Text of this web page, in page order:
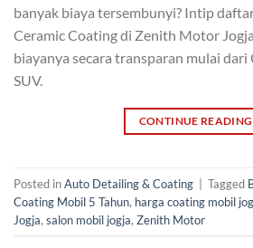
banyak biaya tersembunyi? Intip
Ceramic Coating di Zenith Motor
biayanya secara transparan mulai dari
SUV.
CONTINUE READING
Posted inAuto Detailing & Coating Tagged
Coating Mobil 5 Tahun, harga coating mobil
Jogja, salon mobil jogja, Zenith Motor